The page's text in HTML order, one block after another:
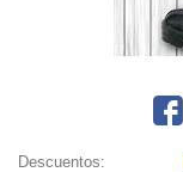
Descuentos: